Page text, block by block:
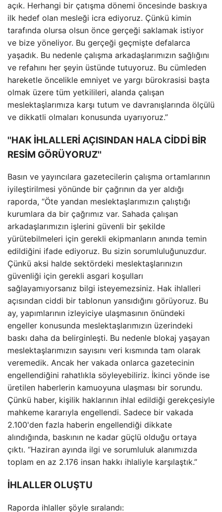
açık. Herhangi bir çatışma dönemi öncesinde baskıya
ilk hedef olan mesleği icra ediyoruz. Çünkü kimin
tarafında olursa olsun önce gerçeği saklamak istiyor
ve bize yöneliyor. Bu gerçeği geçmişte defalarca
yaşadık. Bu nedenle çalışma arkadaşlarımızın sağlığını
ve refahını her şeyin üstünde tutuyoruz. Bu cümleden
hareketle öncelikle emniyet ve yargı bürokrasisi başta
olmak üzere tüm yetkilileri, alanda çalışan
meslektaşlarımıza karşı tutum ve davranışlarında ölçülü
ve dikkatli olmaları konusunda uyarıyoruz.”
''HAK İHLALLERİ AÇISINDAN HALA CİDDİ BİR
RESİM GÖRÜYORUZ''
Basın ve yayıncılara gazetecilerin çalışma ortamlarının
iyileştirilmesi yönünde bir çağrının da yer aldığı
raporda, “Öte yandan meslektaşlarımızın çalıştığı
kurumlara da bir çağrımız var. Sahada çalışan
arkadaşlarımızın işlerini güvenli bir şekilde
yürütebilmeleri için gerekli ekipmanların anında temin
edildiğini ifade ediyoruz. Bu sizin sorumluluğunuzdur.
Çünkü aksi halde sektördeki meslektaşlarınızın
güvenliği için gerekli asgari koşulları
sağlayamıyorsanız bilgi isteyemezsiniz. Hak ihlalleri
açısından ciddi bir tablonun yansıdığını görüyoruz. Bu
ay, yapımlarının izleyiciye ulaşmasının önündeki
engeller konusunda meslektaşlarımızın üzerindeki
baskı daha da belirginleşti. Bu nedenle blokaj yaşayan
meslektaşlarımızın sayısını veri kısmında tam olarak
veremedik. Ancak her vakada onlarca gazetecinin
engellendiğini rahatlıkla söyleyebiliriz. İkinci yönde ise
üretilen haberlerin kamuoyuna ulaşması bir sorundu.
Çünkü haber, kişilik haklarının ihlal edildiği gerekçesiyle
mahkeme kararıyla engellendi. Sadece bir vakada
2.100'den fazla haberin engellendiği dikkate
alındığında, baskının ne kadar güçlü olduğu ortaya
çıktı. “Haziran ayında ilgi ve sorumluluk alanımızda
toplam en az 2.176 insan hakkı ihlaliyle karşılaştık.”
İHLALLER OLUŞTU
Raporda ihlaller şöyle sıralandı: